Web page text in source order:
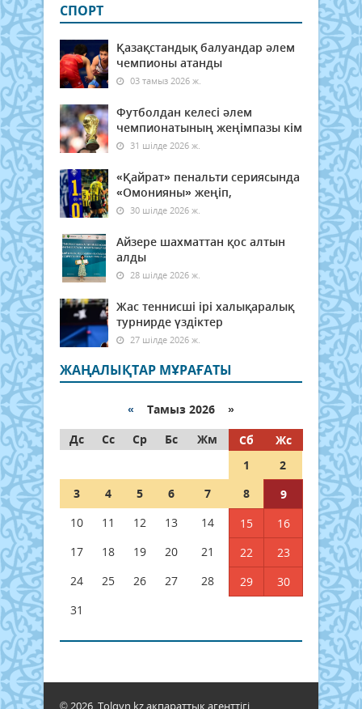
СПОРТ
Қазақстандық балуандар әлем
чемпионы атанды
03 тамыз 2026 ж.
Футболдан келесі әлем
чемпионатының жеңімпазы кім
31 шілде 2026 ж.
«Қайрат» пенальти сериясында
«Омонияны» жеңіп,
30 шілде 2026 ж.
Айзере шахматтан қос алтын
алды
28 шілде 2026 ж.
Жас теннисші ірі халықаралық
турнирде үздіктер
27 шілде 2026 ж.
ЖАҢАЛЫҚТАР МҰРАҒАТЫ
« Тамыз 2026 »
Дс
Сс Ср Бс Жм Сб
Жс
1
2
3
4 5 6 7 8
9
10
11 12 13 14 15
16
17
18 19 20 21 22
23
24
25 26 27 28 29
30
31
© 2026. Tolqyn.kz ақпараттық агенттігі.